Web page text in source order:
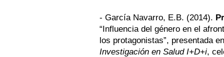
- García Navarro, E.B. (2014).
“Influencia del género en el
los protagonistas”, presentada
Investigación en Salud I+D+i,